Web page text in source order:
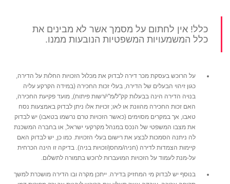
כלל! אין לחתום על מסמך אשר לא מבינים את
כלל המשמעויות המשפטיות הנובעות ממנו.
על הרוכש בעסקת מכר דירה לבדוק את מכלול הזכויות החלות על הדירה,
כגון זיהוי הבעלים של הדירה, בעלי זכות החכירה (במידה הקרקע עליה
בנויה הדירה הינה בבעלות קק"ל/מ"י/רשות פיתוח), מועד פקיעת החכירה,
האם זכות החכירה מהוונת או לאו; זכויות אלו ניתן לבדוק באמצעות נסח
טאבו, אך במקרים מסוימים (כאשר הזכויות טרם נרשמו בטאבו) יש לבדוק
את מצבו המשפטי של הנכס במנהל מקרקעי ישראל, או בחברה המשכנת
לה ניתנה הסמכות לבצע את רישום בעלי הזכויות. כמו כן, יש לבדוק האם
קיימות הצמדות לדירה (חניה/מחסן/זכויות בניה). בדיקה זו הינה הכרחית
על-מנת לעמוד על הזכויות המועברות לרוכש בתמורה לתשלום.
בנוסף יש לבדוק מי המחזיק בדירה. ייתכן מקרה ובו הדירה מושכרת למשך